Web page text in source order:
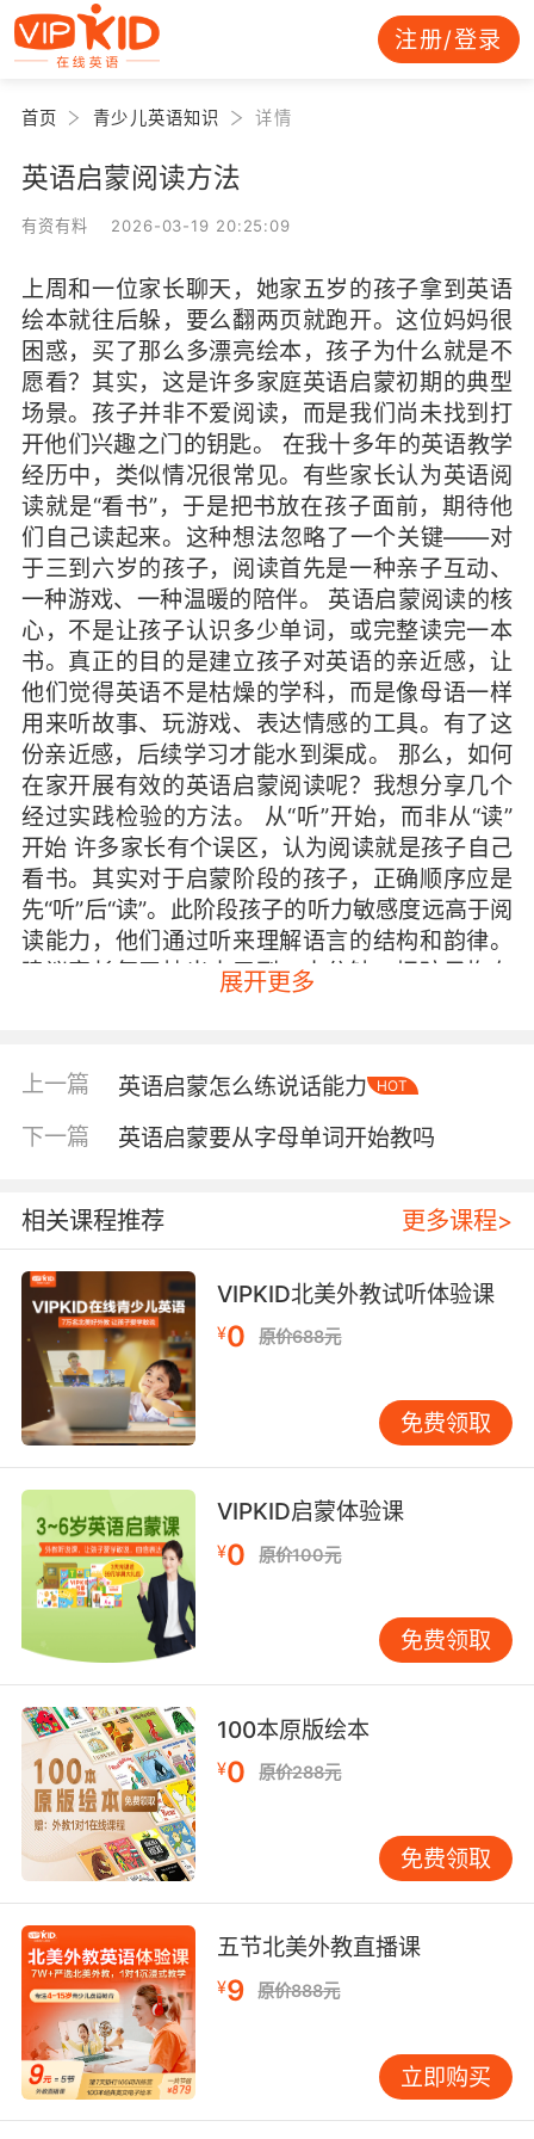
注册/登录
首页 青少儿英语知识 详情
英语启蒙阅读方法
有资有料 2026-03-19 20:25:09
上周和一位家长聊天，她家五岁的孩子拿到英语
绘本就往后躲，要么翻两页就跑开。这位妈妈很
困惑，买了那么多漂亮绘本，孩子为什么就是不
愿看？其实，这是许多家庭英语启蒙初期的典型
场景。孩子并非不爱阅读，而是我们尚未找到打
开他们兴趣之门的钥匙。 在我十多年的英语教学
经历中，类似情况很常见。有些家长认为英语阅
读就是“看书”，于是把书放在孩子面前，期待他
们自己读起来。这种想法忽略了一个关键——对
于三到六岁的孩子，阅读首先是一种亲子互动、
一种游戏、一种温暖的陪伴。 英语启蒙阅读的核
心，不是让孩子认识多少单词，或完整读完一本
书。真正的目的是建立孩子对英语的亲近感，让
他们觉得英语不是枯燥的学科，而是像母语一样
用来听故事、玩游戏、表达情感的工具。有了这
份亲近感，后续学习才能水到渠成。 那么，如何
在家开展有效的英语启蒙阅读呢？我想分享几个
经过实践检验的方法。 从“听”开始，而非从“读”
开始 许多家长有个误区，认为阅读就是孩子自己
看书。其实对于启蒙阶段的孩子，正确顺序应是
先“听”后“读”。此阶段孩子的听力敏感度远高于阅
读能力，他们通过听来理解语言的结构和韵律。
建议家长每天抽出十五到二十分钟，把孩子抱在
怀里，用温暖的声音读英语绘本。不必在意孩子
耳朵一直在听。这种亲子共读时光，既是语言输
入的过程，也是情感联结的时刻。 选择绘本时，
可找句式重复、韵律感强的书。例如《Brown
Bear, Brown Bear, What Do You See?》这类经
孩子听几遍就能跟着说，这种成就感会激励他们
继续听下去。 把阅读变成游戏 孩子天生爱玩，若
阅读能像游戏一样有趣，他们自然会投入其中。
我常在课堂上使用“找一找”的游戏方式。比如读
动物绘本时，我会问：“Can you find the yellow
duck?” 孩子就会兴奋地在书页上寻找。 在家，
家长也可设计类似互动。读《The Very Hungry
Caterpillar》时，可以和孩子一起数毛毛虫吃了
多少食物；读《Dear Zoo》时，可模仿动物叫声
和动作。这样的阅读不再是被动接受，而是主动
参与，孩子的注意力自然被吸引。 另一个简单有
效的方法是角色扮演。读完故事后，和孩子一起
扮演故事里的角色。无需复杂道具，用家里的围
巾、帽子即可。当孩子用英语说出角色台词时，
语言学习便自然发生。 创造沉浸式阅读环境 环境
对孩子的语言习得影响巨大。在家营造一个英语
友好的阅读角落，不需要很大空间，一个舒适的
垫子、一个小书架、几本孩子喜欢的绘本就够
了。重要的是这个角落要让孩子感到安全、舒
适，是他们愿意待的地方。 我认识一位妈妈，她
在孩子房间墙上贴了英语字母海报，在冰箱上贴
了水果英语单词卡片，在玩具箱上贴了“TOYS”标
签。这些看似简单的布置，实则在给孩子创造视
觉英语环境。孩子每天看到这些，英语词汇便会
在不知不觉中进入他们的认知系统。 还可利用音
频资源。在车上、吃饭时、睡前播放英语儿歌或
绘本音频。这些背景音孩子可能未刻意去听，但
长期下来，他们的耳朵会逐渐适应英语的语音语
调，为日后口语表达打下基础。 根据年龄阶段调
整方法 不同年龄段的孩子，阅读方法也需相应调
展开更多
上一篇 英语启蒙怎么练说话能力 HOT
下一篇 英语启蒙要从字母单词开始教吗
相关课程推荐 更多课程>
VIPKID北美外教试听体验课
¥0 原价688元
免费领取
VIPKID启蒙体验课
¥0 原价100元
免费领取
100本原版绘本
¥0 原价288元
免费领取
五节北美外教直播课
¥9 原价888元
立即购买